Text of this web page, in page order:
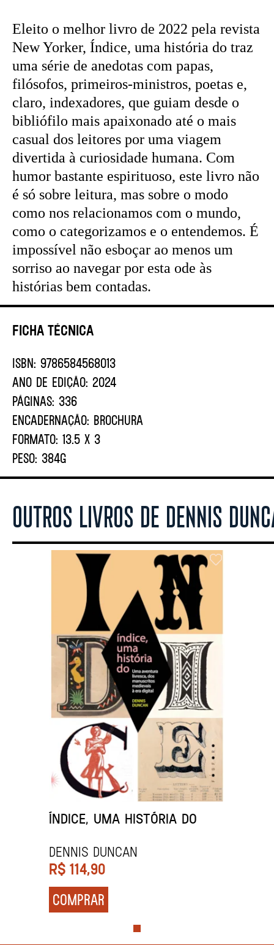
Ficha Técnica
ISBN: 9786584568013
ANO DE EDIÇÃO: 2024
PÁGINAS: 336
ENCADERNAÇÃO: BROCHURA
FORMATO: 13.5 X 3
PESO: 384G
Eleito o melhor livro de 2022 pela revista
New Yorker, Índice, uma história do traz
uma série de anedotas com papas,
filósofos, primeiros-ministros, poetas e,
claro, indexadores, que guiam desde o
bibliófilo mais apaixonado até o mais
casual dos leitores por uma viagem
divertida à curiosidade humana. Com
humor bastante espirituoso, este livro não
é só sobre leitura, mas sobre o modo
como nos relacionamos com o mundo,
como o categorizamos e o entendemos. É
impossível não esboçar ao menos um
sorriso ao navegar por esta ode às
histórias bem contadas.
OUTROS LIVROS DE DENNIS
ÍNDICE, UMA HISTÓRIA DO
Dennis Duncan
R$ 114,90
COMPRAR